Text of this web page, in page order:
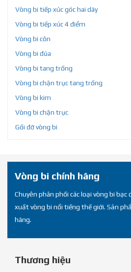
Vòng bi tiếp xúc góc hai dãy
Vòng bi tiếp xúc 4 điểm
Vòng bi côn
Vòng bi đũa
Vòng bi tang trống
Vòng bi chặn trục tang trống
Vòng bi kim
Vòng bi chặn trục
Gối đỡ vòng bi
Vòng bi chính hãng
Chuyên phân phối các loại vòng bi bạc
xuất vòng bi nổi tiếng thế giới. Sản
hãng.
Thương hiệu